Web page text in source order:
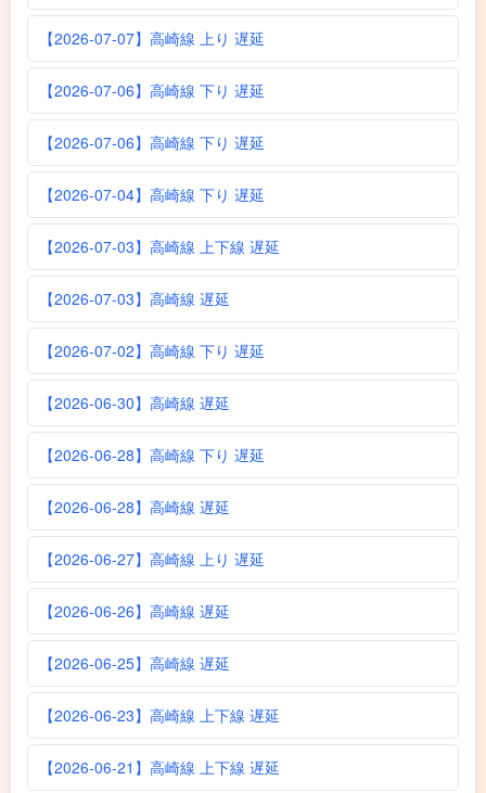
【2026-07-07】高崎線 上り 遅延
【2026-07-06】高崎線 下り 遅延
【2026-07-06】高崎線 下り 遅延
【2026-07-04】高崎線 下り 遅延
【2026-07-03】高崎線 上下線 遅延
【2026-07-03】高崎線 遅延
【2026-07-02】高崎線 下り 遅延
【2026-06-30】高崎線 遅延
【2026-06-28】高崎線 下り 遅延
【2026-06-28】高崎線 遅延
【2026-06-27】高崎線 上り 遅延
【2026-06-26】高崎線 遅延
【2026-06-25】高崎線 遅延
【2026-06-23】高崎線 上下線 遅延
【2026-06-21】高崎線 上下線 遅延